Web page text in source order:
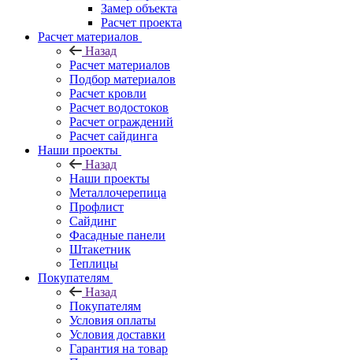
Замер объекта
Расчет проекта
Расчет материалов
Назад
Расчет материалов
Подбор материалов
Расчет кровли
Расчет водостоков
Расчет ограждений
Расчет сайдинга
Наши проекты
Назад
Наши проекты
Металлочерепица
Профлист
Сайдинг
Фасадные панели
Штакетник
Теплицы
Покупателям
Назад
Покупателям
Условия оплаты
Условия доставки
Гарантия на товар